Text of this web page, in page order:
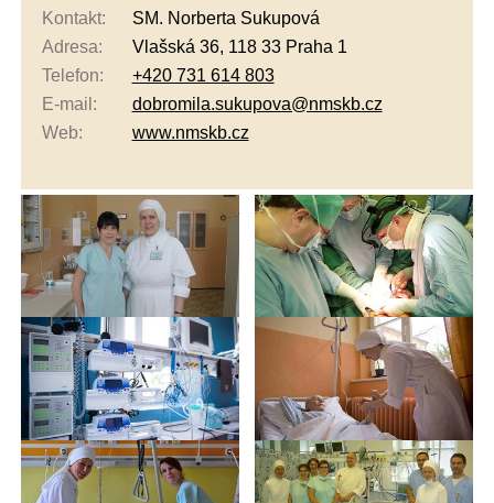
Kontakt:
SM. Norberta Sukupová
Adresa:
Vlašská 36, 118 33 Praha 1
Telefon:
+420 731 614 803
E-mail:
dobromila.sukupova@nmskb.cz
Web:
www.nmskb.cz